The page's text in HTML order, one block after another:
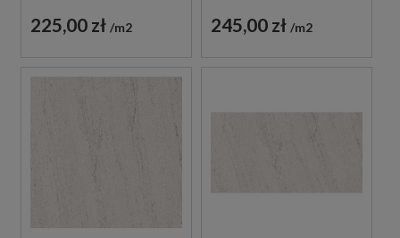
225,00 zł m2 245,00 zł m2